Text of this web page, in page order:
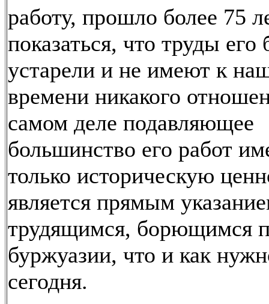
работу, прошло более 75
показаться, что труды его
устарели и не имеют к
времени никакого
самом деле подавляющее
большинство его работ
только историческую
является прямым
трудящимся, борющимся
буржуазии, что и как
сегодня.